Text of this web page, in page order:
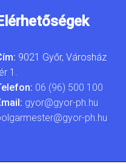
9021 Győr, Városház
1.
06 (96) 500 100
gyor@gyor-ph.hu
ph.hu